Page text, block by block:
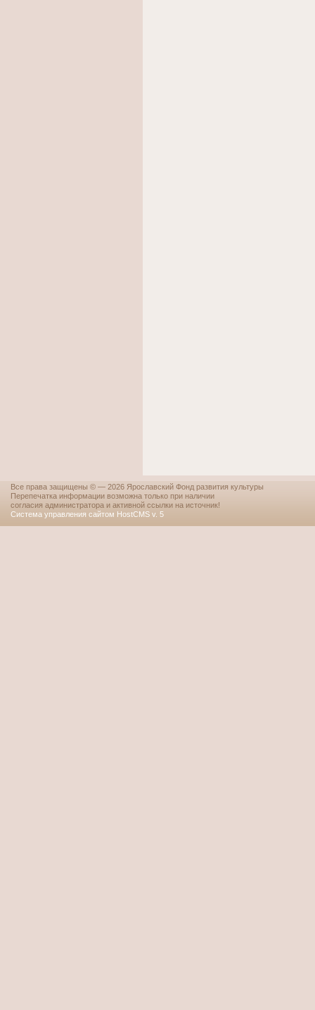
Все права защищены © — 2026 Ярославский Фонд развития культуры
Перепечатка информации возможна только при наличии
согласия администратора и активной ссылки на источник!
Система управления сайтом HostCMS v. 5